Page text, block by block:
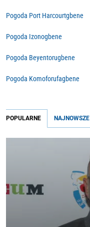
Pogoda Port Harcourtgbene
Pogoda Izonogbene
Pogoda Beyentorugbene
Pogoda Komoforufagbene
POPULARNE NAJNOWSZE